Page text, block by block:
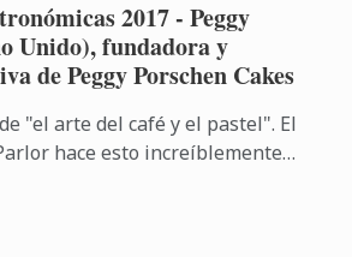
2017 - Peggy
Unido), fundadora y
de Peggy Porschen Cakes
"el arte del café y el pastel". El
hace esto increíblemente